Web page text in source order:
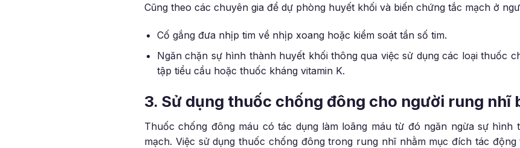
Cũng theo các chuyên gia để dự phòng huyết khối và biến chứng tắc mạch ở
Cố gắng đưa nhịp tim về nhịp xoang hoặc kiểm soát tần số tim.
Ngăn chặn sự hình thành huyết khối thông qua việc sử dụng các loại thuốc
tập tiểu cầu hoặc thuốc kháng vitamin K.
3. Sử dụng thuốc chống đông cho người rung nhĩ
Thuốc chống đông máu có tác dụng làm loãng máu từ đó ngăn ngừa sự hình
mạch. Việc sử dụng thuốc chống đông trong rung nhĩ nhằm mục đích tác